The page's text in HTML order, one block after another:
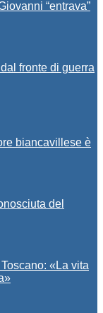
“entrava”
fronte di guerra
biancavillese è
del
«La vita